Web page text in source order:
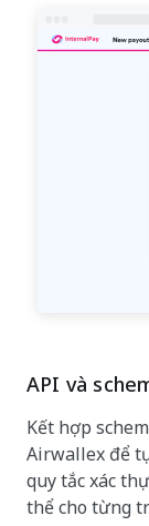
API và
Kết hợp
Airwallex để
quy tắc xác
thể cho từng